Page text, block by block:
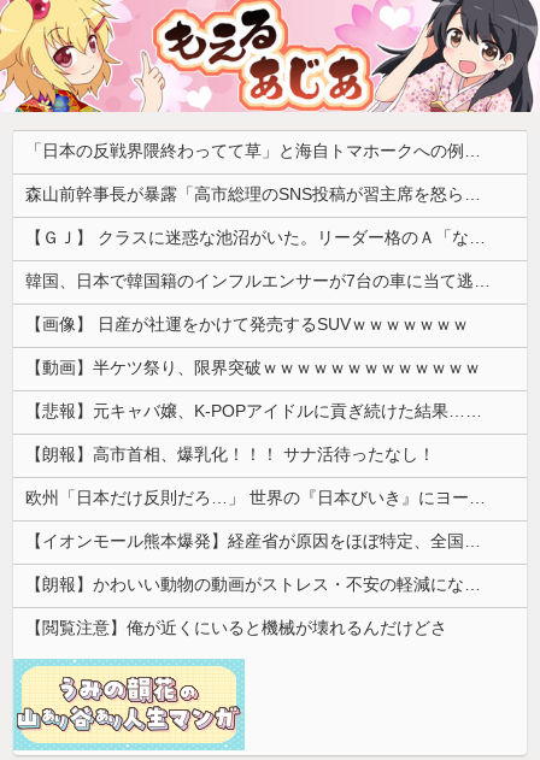
「日本の反戦界隈終わってて草」と海自トマホークへの例の界隈の反応が話題に、今になって存在に気付いてしまった結果……
森山前幹事長が暴露「高市総理のSNS投稿が習主席を怒らせた」 「その投稿が中国側（習近平主席）を怒らせ、日中関係をこじらせる大きなきっかけになった」
【ＧＪ】 クラスに迷惑な池沼がいた。リーダー格のＡ「なんで支援学級に入れないんですか？」先生「背の高い低いと同じで、これも個性なの！差別は...
韓国、日本で韓国籍のインフルエンサーが7台の車に当て逃げして逮捕されたのに「また日本は嫌韓しようとしている」と決めつけて責任転嫁
【画像】 日産が社運をかけて発売するSUVｗｗｗｗｗｗｗ
【動画】半ケツ祭り、限界突破ｗｗｗｗｗｗｗｗｗｗｗｗｗ
【悲報】元キャバ嬢、K-POPアイドルに貢ぎ続けた結果……
【朗報】高市首相、爆乳化！！！ サナ活待ったなし！
欧州「日本だけ反則だろ…」 世界の『日本びいき』にヨーロッパ全土から不満の声
【イオンモール熊本爆発】経産省が原因をほぼ特定、全国の大規模施設でガス供給設備の点検要請にまで発展する事態に・・・
【朗報】かわいい動物の動画がストレス・不安の軽減になる可能性。英大学の研究で実証
【閲覧注意】俺が近くにいると機械が壊れるんだけどさ